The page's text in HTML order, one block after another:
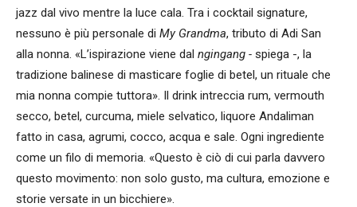
jazz dal vivo mentre la luce cala. Tra i cocktail signature,
nessuno è più personale di My Grandma, tributo di Adi San
alla nonna. «L’ispirazione viene dal ngingang - spiega -, la
tradizione balinese di masticare foglie di betel, un rituale che
mia nonna compie tuttora». Il drink intreccia rum, vermouth
secco, betel, curcuma, miele selvatico, liquore Andaliman
fatto in casa, agrumi, cocco, acqua e sale. Ogni ingrediente
come un filo di memoria. «Questo è ciò di cui parla davvero
questo movimento: non solo gusto, ma cultura, emozione e
storie versate in un bicchiere».